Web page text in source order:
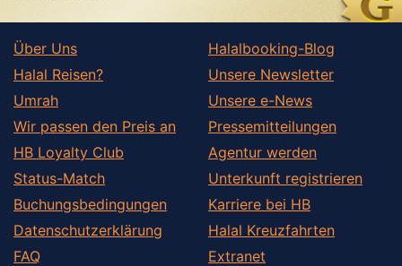
Über Uns
Halal Reisen?
Umrah
Wir passen den Preis an
HB Loyalty Club
Status-Match
Buchungsbedingungen
Datenschutzerklärung
FAQ
Halalbooking-Blog
Unsere Newsletter
Unsere e-News
Pressemitteilungen
Agentur werden
Unterkunft registrieren
Karriere bei HB
Halal Kreuzfahrten
Extranet